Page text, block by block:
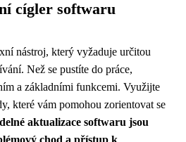
cígler softwaru
nástroj, který vyžaduje určitou
Než se pustíte do práce,
a základními funkcemi. Využijte
které vám pomohou zorientovat se
aktualizace softwaru jsou
chod a přístup k